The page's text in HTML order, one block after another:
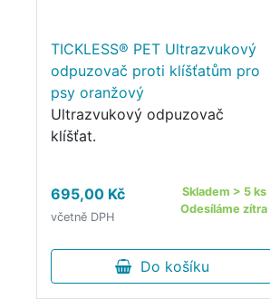
TICKLESS® PET Ultrazvukový
odpuzovač proti klíšťatům pro
psy oranžový
Ultrazvukový odpuzovač
klíšťat.
695,00 Kč
včetně DPH
Skladem > 5 ks
Odesíláme zítra
Do košíku